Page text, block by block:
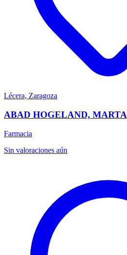
Lécera, Zaragoza
ABAD HOGELAND, MARTA
Farmacia
Sin valoraciones aún